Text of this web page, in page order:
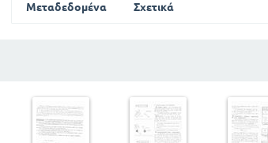
Μεταδεδομένα Σχετικά